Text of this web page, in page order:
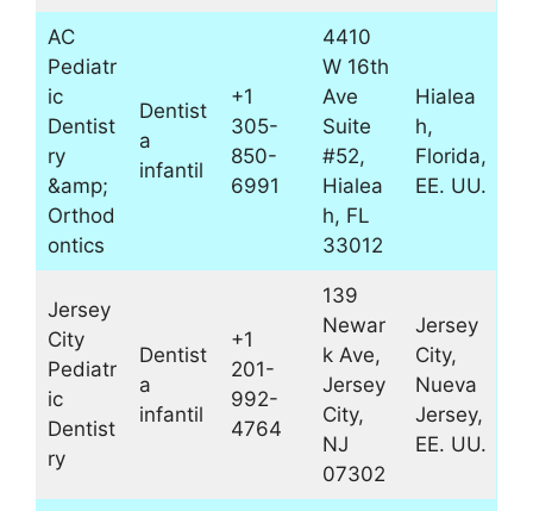
AC
Pediatr
ic
Dentist
ry
&amp;
Orthod
ontics
Dentist
a
infantil
+1
305-
850-
6991
4410
W 16th
Ave
Suite
#52,
Hialea
h, FL
33012
Hialea
h,
Florida,
EE. UU.
Jersey
City
Pediatr
ic
Dentist
ry
Dentist
a
infantil
+1
201-
992-
4764
139
Newar
k Ave,
Jersey
City,
NJ
07302
Jersey
City,
Nueva
Jersey,
EE. UU.